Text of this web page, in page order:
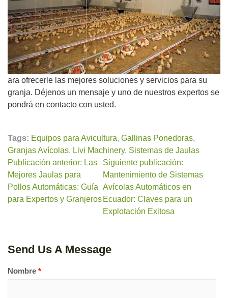
ara ofrecerle las mejores soluciones y servicios para su
granja. Déjenos un mensaje y uno de nuestros expertos se
pondrá en contacto con usted.
Tags: Equipos para Avicultura, Gallinas Ponedoras,
Granjas Avícolas, Livi Machinery, Sistemas de Jaulas
Publicación anterior: Las
Mejores Jaulas para
Pollos Automáticas: Guía
para Expertos y Granjeros
Siguiente publicación:
Mantenimiento de Sistemas
Avícolas Automáticos en
Ecuador: Claves para un
Explotación Exitosa
Send Us A Message
Nombre *